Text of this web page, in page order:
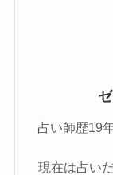
占い師歴19
現在は占い